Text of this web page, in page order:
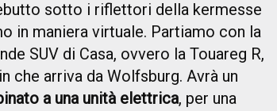
sotto i riflettori della kermesse
in maniera virtuale. Partiamo con la
SUV di Casa, ovvero la Touareg R,
che arriva da Wolfsburg. Avrà un
a una unità elettrica, per una